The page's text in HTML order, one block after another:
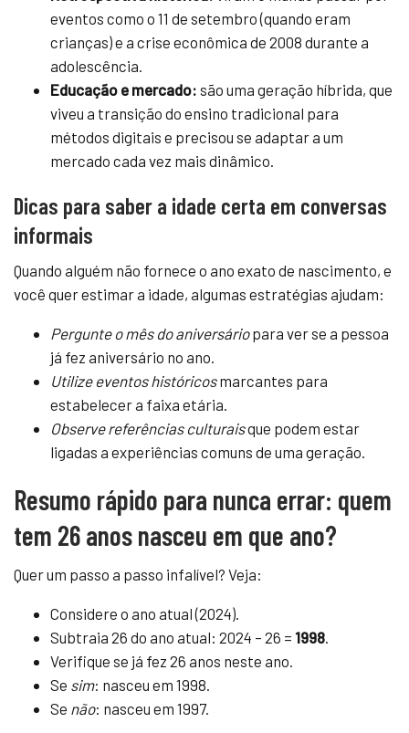
eventos como o 11 de setembro (quando eram
crianças) e a crise econômica de 2008 durante a
adolescência.
Educação e mercado: são uma geração híbrida, que
viveu a transição do ensino tradicional para
métodos digitais e precisou se adaptar a um
mercado cada vez mais dinâmico.
Dicas para saber a idade certa em conversas
informais
Quando alguém não fornece o ano exato de nascimento, e
você quer estimar a idade, algumas estratégias ajudam:
Pergunte o mês do aniversáriopara ver se a pessoa
já fez aniversário no ano.
Utilize eventos históricosmarcantes para
estabelecer a faixa etária.
Observe referências culturaisque podem estar
ligadas a experiências comuns de uma geração.
Resumo rápido para nunca errar: quem
tem 26 anos nasceu em que ano?
Quer um passo a passo infalível? Veja:
Considere o ano atual (2024).
Subtraia 26 do ano atual: 2024 – 26 = 1998
Verifique se já fez 26 anos neste ano.
Se sim: nasceu em 1998.
Se não: nasceu em 1997.